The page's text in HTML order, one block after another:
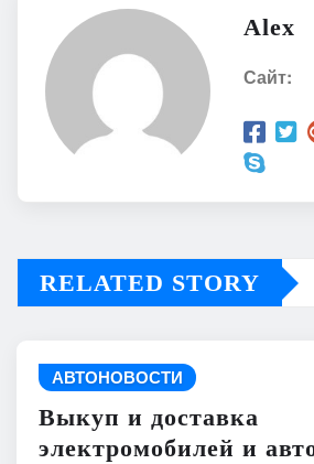
Alex
Сайт:
RELATED STORY
АВТОНОВОСТИ
Выкуп и доставка
электромобилей и